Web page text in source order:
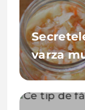
varza